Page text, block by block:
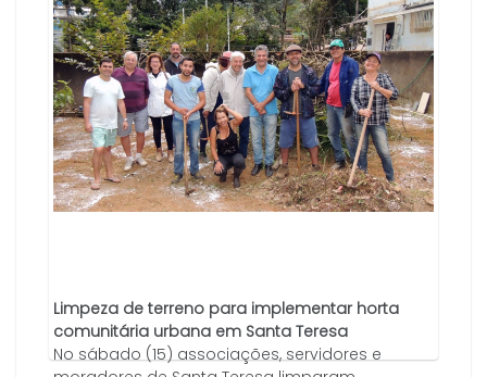
Limpeza de terreno para implementar horta
comunitária urbana em Santa Teresa
No sábado (15) associações, servidores e